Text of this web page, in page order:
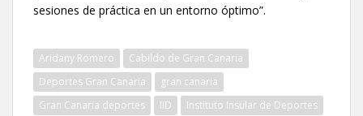
sesiones de práctica en un entorno óptimo”.
Aridany Romero
Cabildo de Gran Canaria
Deportes Gran Canaria
gran canaria
Gran Canaria deportes
IID
Instituto Insular de Deportes